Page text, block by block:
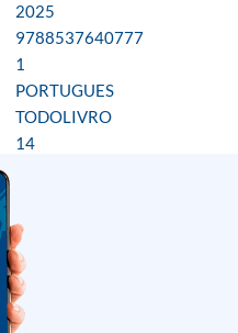
2025
9788537640777
1
PORTUGUES
TODOLIVRO
14